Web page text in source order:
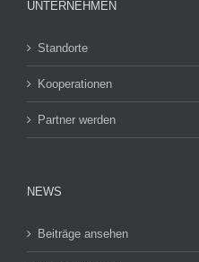
UNTERNEHMEN
Standorte
Kooperationen
Partner werden
NEWS
Beiträge ansehen